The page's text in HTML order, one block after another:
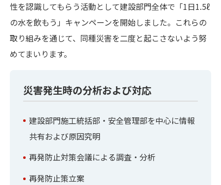
性を認識してもらう活動として建設部門全体で「1日1.5ℓ
の水を飲もう」キャンペーンを開始しました。これらの
取り組みを通じて、同種災害を二度と起こさないよう努
めてまいります。
災害発生時の分析および対応
建設部門施工統括部・安全管理部を中心に情報
共有および原因究明
再発防止対策会議による調査・分析
再発防止策立案